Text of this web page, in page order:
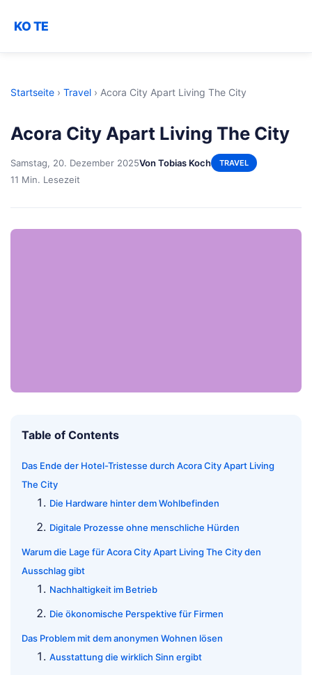
KO TE
Startseite › Travel › Acora City Apart Living The City
Acora City Apart Living The City
Samstag, 20. Dezember 2025Von Tobias Koch TRAVEL
11 Min. Lesezeit
Table of Contents
Das Ende der Hotel-Tristesse durch Acora City Apart Living
The City
Die Hardware hinter dem Wohlbefinden
Digitale Prozesse ohne menschliche Hürden
Warum die Lage für Acora City Apart Living The City den
Ausschlag gibt
Nachhaltigkeit im Betrieb
Die ökonomische Perspektive für Firmen
Das Problem mit dem anonymen Wohnen lösen
Ausstattung die wirklich Sinn ergibt